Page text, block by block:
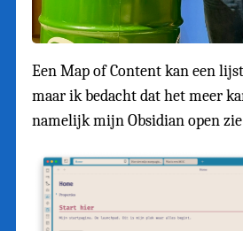
Een Map of Content kan een
maar ik bedacht dat het meer
namelijk mijn Obsidian open